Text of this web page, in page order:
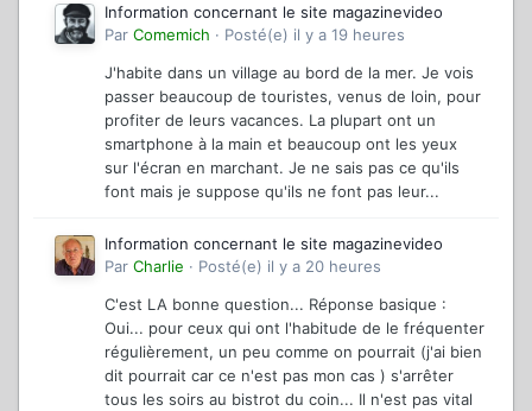
Information concernant le site magazinevideo
Par Comemich · Posté(e) il y a 19 heures
J'habite dans un village au bord de la mer. Je vois
passer beaucoup de touristes, venus de loin, pour
profiter de leurs vacances. La plupart ont un
smartphone à la main et beaucoup ont les yeux
sur l'écran en marchant. Je ne sais pas ce qu'ils
font mais je suppose qu'ils ne font pas leur...
Information concernant le site magazinevideo
Par Charlie · Posté(e) il y a 20 heures
C'est LA bonne question... Réponse basique :
Oui... pour ceux qui ont l'habitude de le fréquenter
régulièrement, un peu comme on pourrait (j'ai bien
dit pourrait car ce n'est pas mon cas ) s'arrêter
tous les soirs au bistrot du coin... Il n'est pas vital